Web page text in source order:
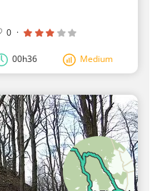
0 ·
00h36 Medium